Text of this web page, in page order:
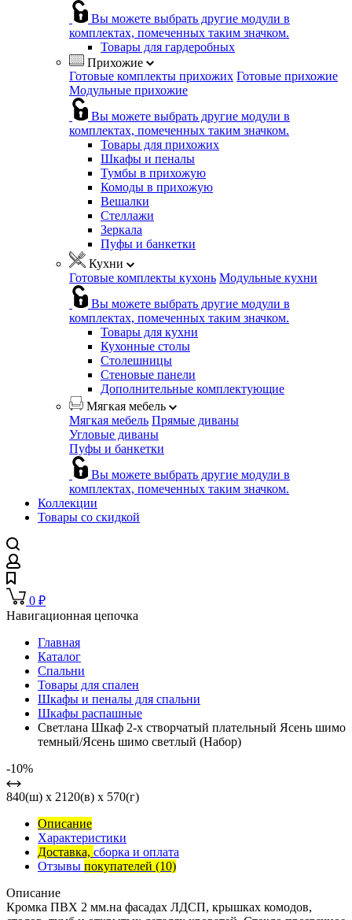
Вы можете выбрать другие модули в
комплектах, помеченных таким значком.
Товары для гардеробных
Прихожие
Готовые комплекты прихожих Готовые прихожие
Модульные прихожие
Вы можете выбрать другие модули в
комплектах, помеченных таким значком.
Товары для прихожих
Шкафы и пеналы
Тумбы в прихожую
Комоды в прихожую
Вешалки
Стеллажи
Зеркала
Пуфы и банкетки
Кухни
Готовые комплекты кухонь Модульные кухни
Вы можете выбрать другие модули в
комплектах, помеченных таким значком.
Товары для кухни
Кухонные столы
Столешницы
Стеновые панели
Дополнительные комплектующие
Мягкая мебель
Мягкая мебель Прямые диваны
Угловые диваны
Пуфы и банкетки
Вы можете выбрать другие модули в
комплектах, помеченных таким значком.
Коллекции
Товары со скидкой
0 ₽
Навигационная цепочка
Главная
Каталог
Спальни
Товары для спален
Шкафы и пеналы для спальни
Шкафы распашные
Светлана Шкаф 2-х створчатый плательный Ясень шимо
темный/Ясень шимо светлый (Набор)
-10%
840(ш) x 2120(в) x 570(г)
Описание
Характеристики
Доставка, сборка и оплата
Отзывы покупателей (10)
Описание
Кромка ПВХ 2 мм.на фасадах ЛДСП, крышках комодов,